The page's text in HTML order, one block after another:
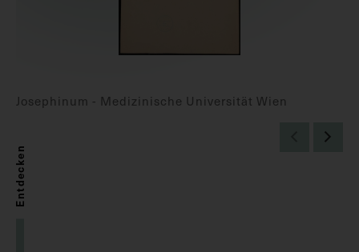
Josephinum - Medizinische Universität Wien
Entdecken